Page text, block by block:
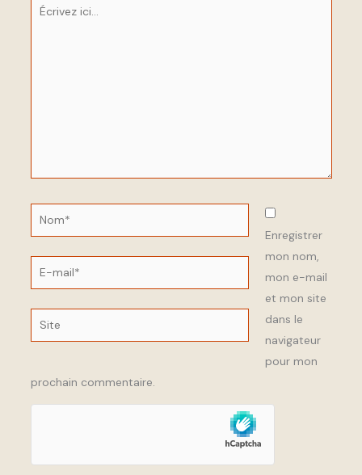
Nom*
E-
mail*
Site
Enregistrer
mon nom,
mon e-mail
et mon site
dans le
navigateur
pour mon
prochain commentaire.